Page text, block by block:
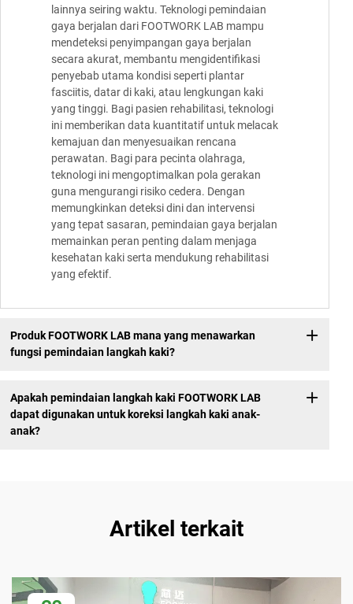
lainnya seiring waktu. Teknologi pemindaian
gaya berjalan dari FOOTWORK LAB mampu
mendeteksi penyimpangan gaya berjalan
secara akurat, membantu mengidentifikasi
penyebab utama kondisi seperti plantar
fasciitis, datar di kaki, atau lengkungan kaki
yang tinggi. Bagi pasien rehabilitasi, teknologi
ini memberikan data kuantitatif untuk melacak
kemajuan dan menyesuaikan rencana
perawatan. Bagi para pecinta olahraga,
teknologi ini mengoptimalkan pola gerakan
guna mengurangi risiko cedera. Dengan
memungkinkan deteksi dini dan intervensi
yang tepat sasaran, pemindaian gaya berjalan
memainkan peran penting dalam menjaga
kesehatan kaki serta mendukung rehabilitasi
yang efektif.
Produk FOOTWORK LAB mana yang menawarkan
fungsi pemindaian langkah kaki?
Apakah pemindaian langkah kaki FOOTWORK LAB
dapat digunakan untuk koreksi langkah kaki anak-
anak?
Artikel terkait